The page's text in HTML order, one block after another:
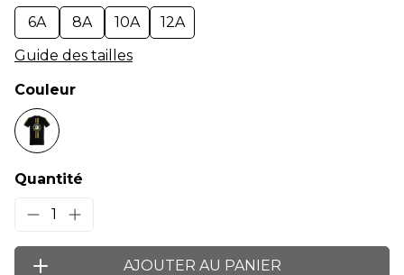
6A
8A 10A
12A
Guide des tailles
Couleur
Quantité
1
AJOUTER AU PANIER